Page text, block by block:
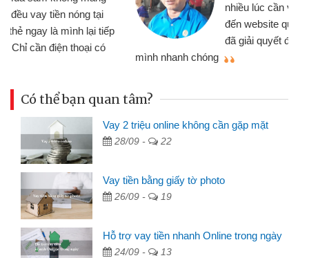
nhiều lúc cần vốn nhập hàng, nhờ biết
đến website qua bạn bè giới thiệu tôi
đã giải quyết được công việc của
Có thể bạn quan tâm?
Vay 2 triệu online không cần gặp mặt
28/09 - 22
Vay tiền bằng giấy tờ photo
26/09 - 19
Hỗ trợ vay tiền nhanh Online trong ngày
24/09 - 13